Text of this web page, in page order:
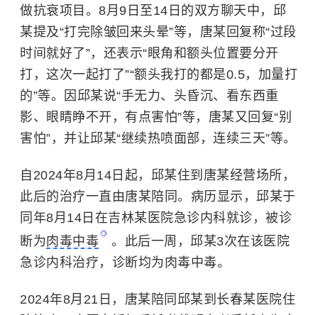
做抗衰项目。8月9日至14日的双方聊天中，邱
某提及“打完除皱回来头晕”等， 唐某回复称“过段
时间就好了”，还表示“眼角和额头位置要分开
打，这次一起打了”“额头我打的都是0.5，加量打
的”等。因邱某说“手无力、头昏沉、看东西重
影、眼睛睁不开，有点害怕”等，唐某又回复“别
害怕”，并让邱某“继续热喷面部，连续三天”等。
自2024年8月14日起，邱某住到唐某经营场所，
此后的治疗一直由唐某陪同。病历显示，邱某于
同年8月14日在吉林某医院急诊内科就诊，被诊
断为肉毒中毒
。此后一周，邱某3次在该医院
急诊内科治疗，诊断均为肉毒中毒。
2024年8月21日，唐某陪同邱某到长春某医院住